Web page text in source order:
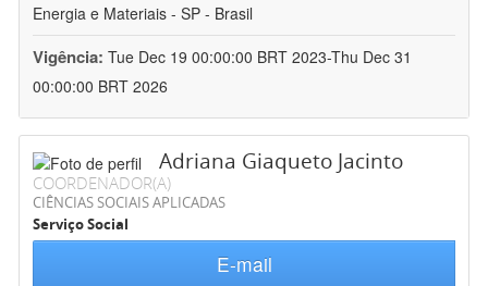
Energia e Materiais - SP - Brasil
Vigência: Tue Dec 19 00:00:00 BRT 2023-Thu Dec 31
00:00:00 BRT 2026
Adriana Giaqueto Jacinto
COORDENADOR(A)
CIÊNCIAS SOCIAIS APLICADAS
Serviço Social
E-mail